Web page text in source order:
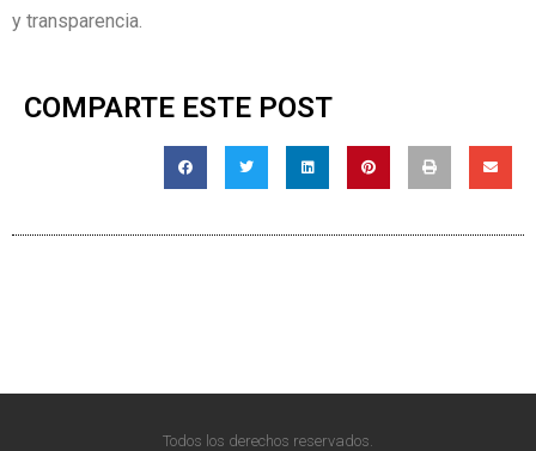
y transparencia.
COMPARTE ESTE POST
Todos los derechos reservados.